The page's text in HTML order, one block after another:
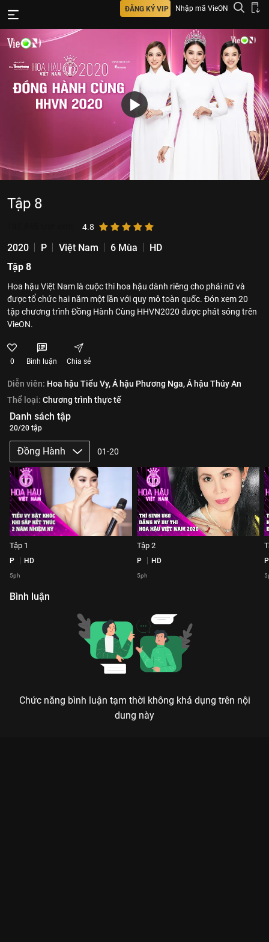
ĐĂNG KÝ VIP Nhập mã VieON
Tập 8
4.8
2020 P Việt Nam 6 Mùa
HD
Tập 8
Hoa hậu Việt Nam là cuộc thi hoa hậu dành riêng cho phái nữ và
được tổ chức hai năm một lần với quy mô toàn quốc. Đón xem 20
tập chương trình Đồng Hành Cùng HHVN2020 được phát sóng trên
VieON.
0 Bình luận Chia sẻ
Diễn viên: Hoa hậu Tiểu Vy,Á hậu Phương Nga,Á hậu Thúy An
Thể loại: Chương trình thực tế
Danh sách tập
20/20 tập
Đồng Hành 01-20
Tập 1
P HD
5ph
Tập 2
P HD
5ph
P
Bình luận
Chức năng bình luận tạm thời không khả dụng trên nội
dung này